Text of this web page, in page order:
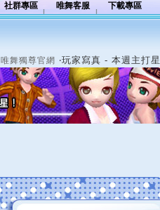
社群專區 唯舞客服 下載專區
唯舞獨尊官網 ‧玩家寫真 - 本週主打星